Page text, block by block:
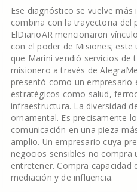
Ese diagnóstico se vuelve
combina con la trayectoria del
ElDiarioAR mencionaron
con el poder de Misiones;
que Marini vendió servicios de
misionero a través de
presentó como un empresario
estratégicos como salud,
infraestructura. La diversidad
ornamental. Es precisamente
comunicación en una pieza
amplio. Un empresario cuya
negocios sensibles no compra
entretener. Compra capacidad
mediación y de influencia.